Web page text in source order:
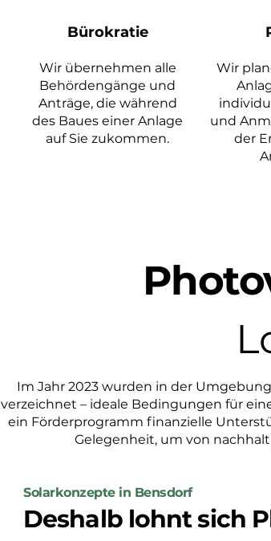
Bürokratie
Wir übernehmen alle
Behördengänge und
Anträge, die während
des Baues einer Anlage
auf Sie zukommen.
Wir
und
der
Solarkonzepte in Bensdorf
Deshalb lohnt sich
Im Jahr 2023 wurden in der
verzeichnet – ideale Bedingungen für
ein Förderprogramm finanzielle
Gelegenheit, um von